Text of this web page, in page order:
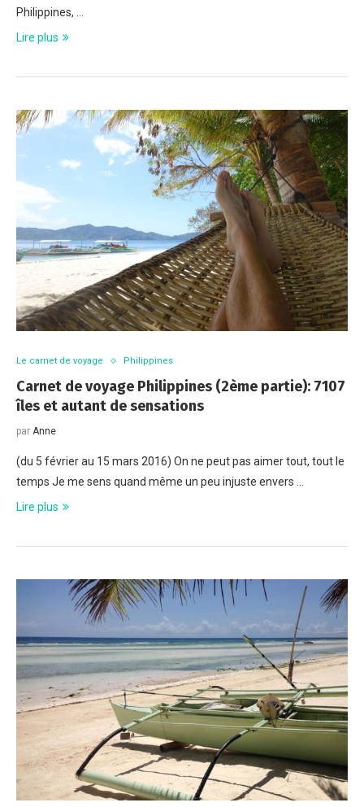
Philippines, …
Lire plus
Le carnet de voyage Philippines
Carnet de voyage Philippines (2ème partie): 7107
îles et autant de sensations
par Anne
(du 5 février au 15 mars 2016) On ne peut pas aimer tout, tout le
temps Je me sens quand même un peu injuste envers …
Lire plus